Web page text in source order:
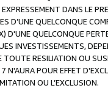
DANS LE
D’UNE QUELCONQUE
D'UNE QUELCONQUE
INVESTISSEMENTS,
RESILIATION OU
N'AURA POUR EFFET
OU L’EXCLUSION.